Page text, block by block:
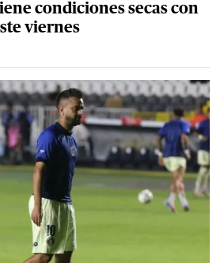
condiciones secas con
viernes